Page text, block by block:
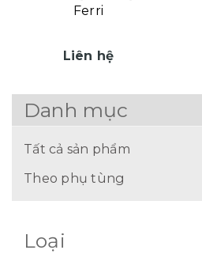
Danh mục
Tất cả sản phẩm
Theo phụ tùng
Loại
Ferri
Liên hệ